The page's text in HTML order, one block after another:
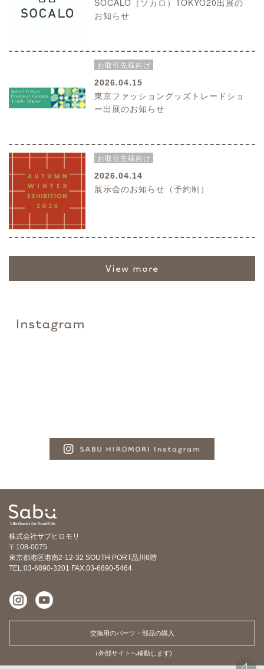
お知らせ
お取引先様向け
2026.04.15
東京ファッショングッズトレードショ
ー出展のお知らせ
お取引先様向け
2026.04.14
展示会のお知らせ（予約制）
view more
Instagram
株式会社サブヒロモリ
〒108-0075
東京都港区港南2-12-32 SOUTH PORT品川6階
TEL:03-6890-3201 FAX:03-6890-5464
交換用のパーツ・部品の購入
（外部サイトへ移動します)